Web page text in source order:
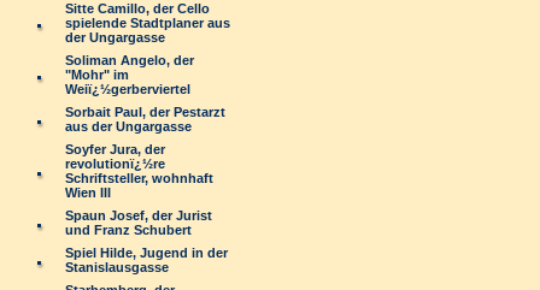
Sitte Camillo, der Cello
spielende Stadtplaner aus
der Ungargasse
Soliman Angelo, der
"Mohr" im
Weiï¿½gerberviertel
Sorbait Paul, der Pestarzt
aus der Ungargasse
Soyfer Jura, der
revolutionï¿½re
Schriftsteller, wohnhaft
Wien III
Spaun Josef, der Jurist
und Franz Schubert
Spiel Hilde, Jugend in der
Stanislausgasse